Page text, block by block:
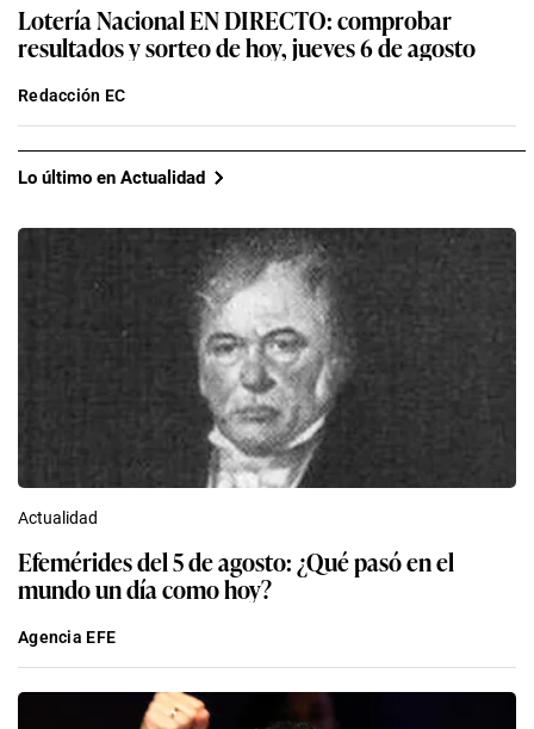
Lotería Nacional EN DIRECTO: comprobar
resultados y sorteo de hoy, jueves 6 de agosto
Redacción EC
Lo último en Actualidad
Actualidad
Efemérides del 5 de agosto: ¿Qué pasó en el
mundo un día como hoy?
Agencia EFE